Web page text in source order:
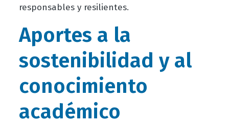
responsables y resilientes.
Aportes a la
sostenibilidad y al
conocimiento
académico